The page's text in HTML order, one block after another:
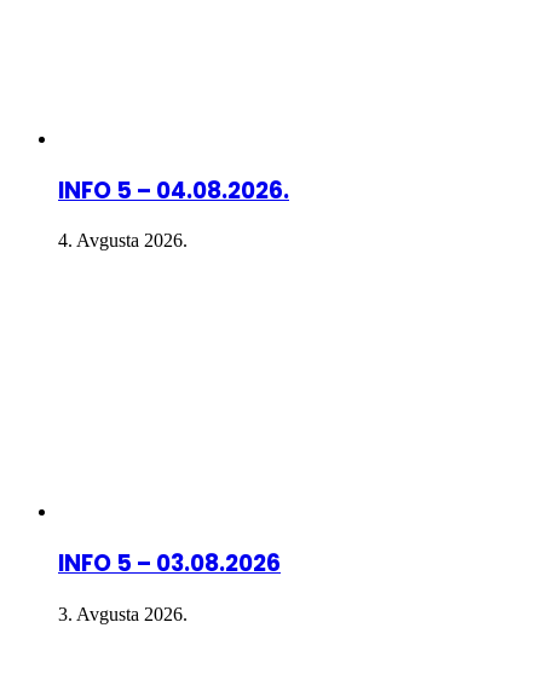
INFO 5 – 04.08.2026.
4. Avgusta 2026.
INFO 5 – 03.08.2026
3. Avgusta 2026.